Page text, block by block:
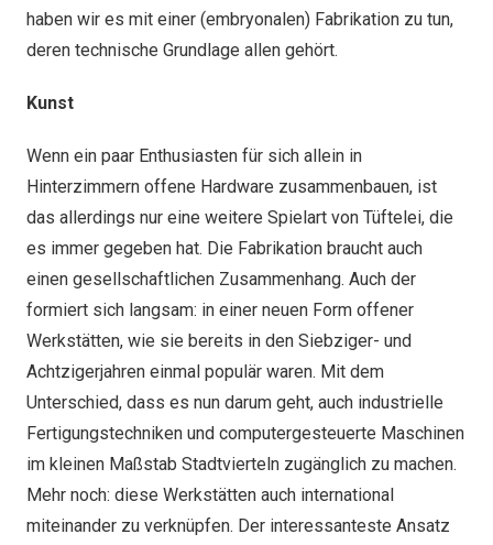
haben wir es mit einer (embryonalen) Fabrikation zu tun,
deren technische Grundlage allen gehört.
Kunst
Wenn ein paar Enthusiasten für sich allein in
Hinterzimmern offene Hardware zusammenbauen, ist
das allerdings nur eine weitere Spielart von Tüftelei, die
es immer gegeben hat. Die Fabrikation braucht auch
einen gesellschaftlichen Zusammenhang. Auch der
formiert sich langsam: in einer neuen Form offener
Werkstätten, wie sie bereits in den Siebziger- und
Achtzigerjahren einmal populär waren. Mit dem
Unterschied, dass es nun darum geht, auch industrielle
Fertigungstechniken und computergesteuerte Maschinen
im kleinen Maßstab Stadtvierteln zugänglich zu machen.
Mehr noch: diese Werkstätten auch international
miteinander zu verknüpfen. Der interessanteste Ansatz